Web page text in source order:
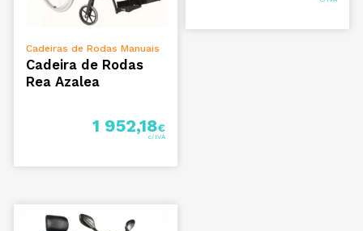
ADICIONAR
Cadeiras de Rodas Manuais
Cadeira de Rodas
Rea Azalea
1 952,18€